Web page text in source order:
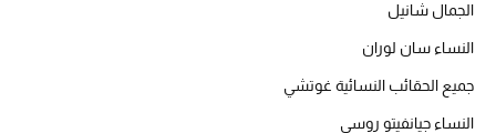
تسوقوا الحقائب
الجمال شانيل
النساء سان لوران
جميع الحقائب النسائية غوتشي
النساء جيانفيتو روسي